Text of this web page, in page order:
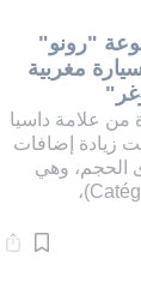
مجموعة "رونو"
مغربية
بإنتاج 200 سيارة من علامة داسيا
زيادة إضافات
الحجم، وهي